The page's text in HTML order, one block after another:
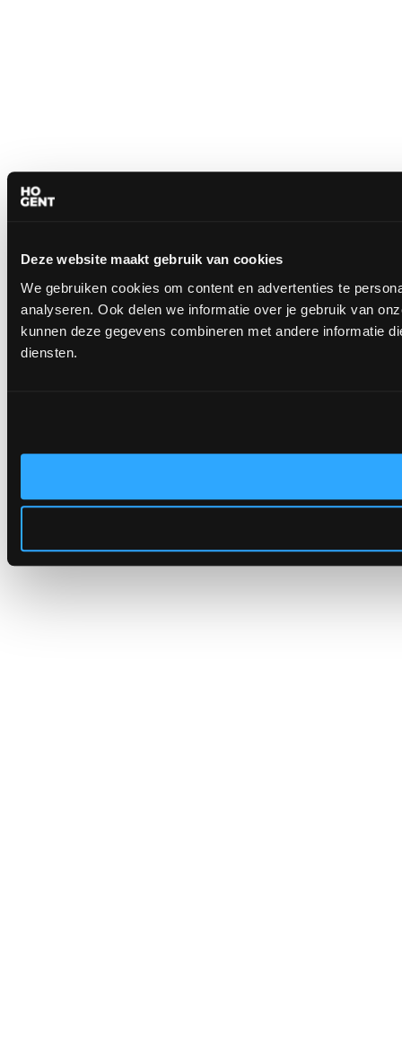
Deze website maakt gebruik van cookies
We gebruiken cookies om content en advertenties te
analyseren. Ook delen we informatie over je gebruik van
kunnen deze gegevens combineren met andere informatie
diensten.